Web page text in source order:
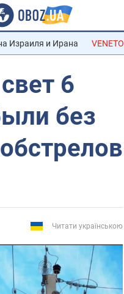
Израиля и Ирана VENETO
6
без
Читати українською